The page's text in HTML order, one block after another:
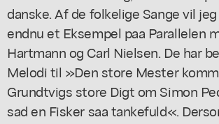
danske. Af de folkelige Sange vil
endnu et Eksempel paa Parallelen
Hartmann og Carl Nielsen. De har
Melodi til »Den store Mester
Grundtvigs store Digt om Simon
sad en Fisker saa tankefuld«.